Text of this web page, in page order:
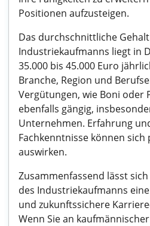
Positionen aufzusteigen.
Das durchschnittliche
Industriekaufmanns liegt in
35.000 bis 45.000 Euro
Branche, Region und
Vergütungen, wie Boni oder
ebenfalls gängig,
Unternehmen. Erfahrung
Fachkenntnisse können
auswirken.
Zusammenfassend lässt
des Industriekaufmanns
und zukunftssichere
Wenn Sie an